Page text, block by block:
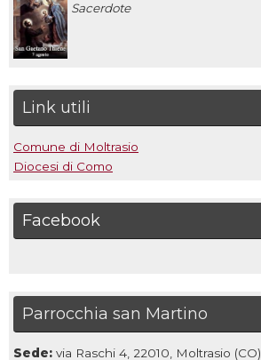
Sacerdote
Link utili
Comune di Moltrasio
Diocesi di Como
Facebook
Parrocchia san Martino
Sede: via Raschi 4, 22010, Moltrasio (CO)